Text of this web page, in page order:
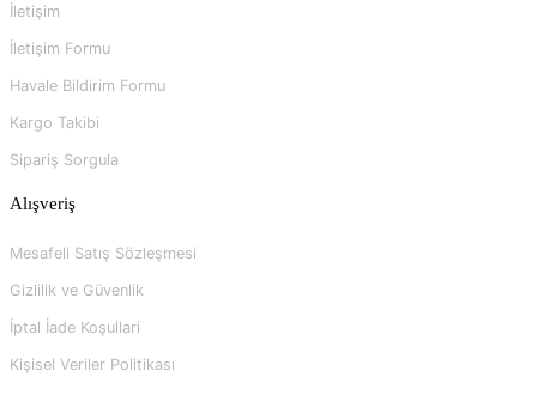
İletişim
İletişim Formu
Havale Bildirim Formu
Kargo Takibi
Sipariş Sorgula
Alışveriş
Mesafeli Satış Sözleşmesi
Gizlilik ve Güvenlik
İptal İade Koşullari
Kişisel Veriler Politikası